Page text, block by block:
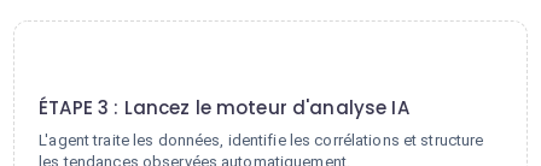
ÉTAPE 3 : Lancez le moteur d'analyse IA
L'agent traite les données, identifie les corrélations et structure
les tendances observées automatiquement.